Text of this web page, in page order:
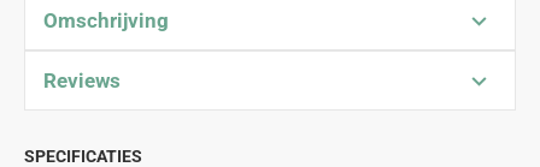
Omschrijving
Reviews
SPECIFICATIES